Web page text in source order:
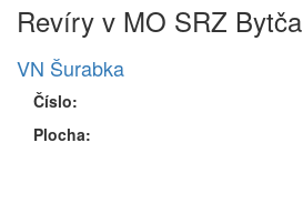
Revíry v MO SRZ Bytča
VN Šurabka
Číslo:
Plocha: